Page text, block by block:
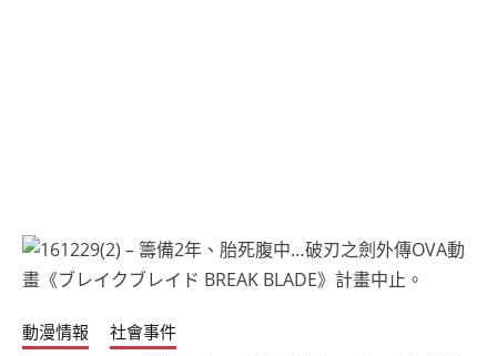
動漫情報 社會事件